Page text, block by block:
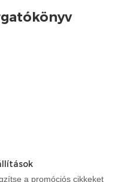
a promóciós cikkeket